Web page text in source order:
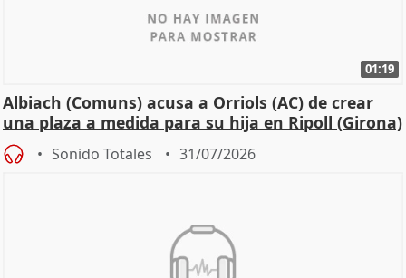
01:19
Albiach (Comuns) acusa a Orriols (AC) de crear
una plaza a medida para su hija en Ripoll (Girona)
Sonido Totales 31/07/2026